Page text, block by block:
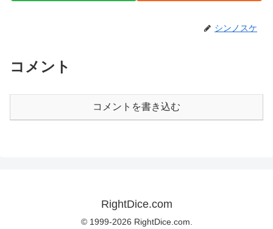
シンノスケ
コメント
コメントを書き込む
RightDice.com
© 1999-2026 RightDice.com.